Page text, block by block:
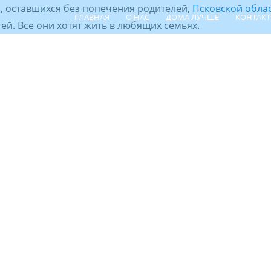
ГЛАВНАЯ О НАС ДОМА ЛУЧШЕ
без попечения родителей, Псковской
Все они хотят жить в любящих семьях.